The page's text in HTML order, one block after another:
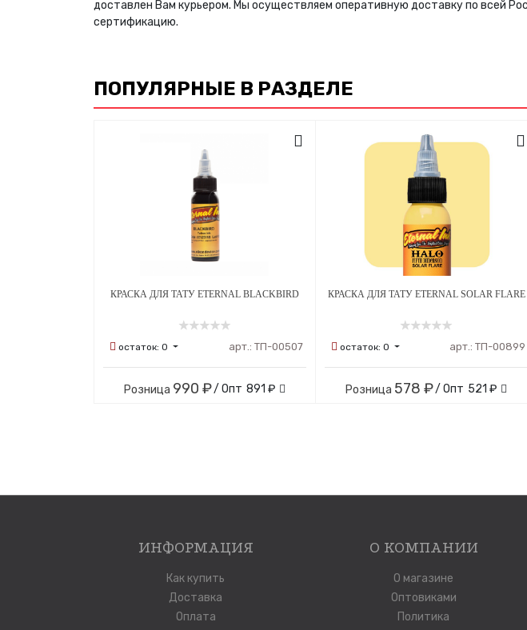
доставлен Вам курьером. Мы осуществляем оперативную доставку по всей
сертификацию.
ПОПУЛЯРНЫЕ В РАЗДЕЛЕ
КРАСКА ДЛЯ ТАТУ ETERNAL BLACKBIRD
остаток: 0 арт.: ТП-00507
Розница 990 ₽/ Опт 891 ₽
КРАСКА ДЛЯ ТАТУ ETERNAL SOLAR FLARE
остаток:0 арт.: ТП-00899
Розница 578 ₽/ Опт 521 ₽
ИНФОРМАЦИЯ
Как купить
Доставка
Оплата
О КОМПАНИИ
О магазине
Оптовиками
Политика